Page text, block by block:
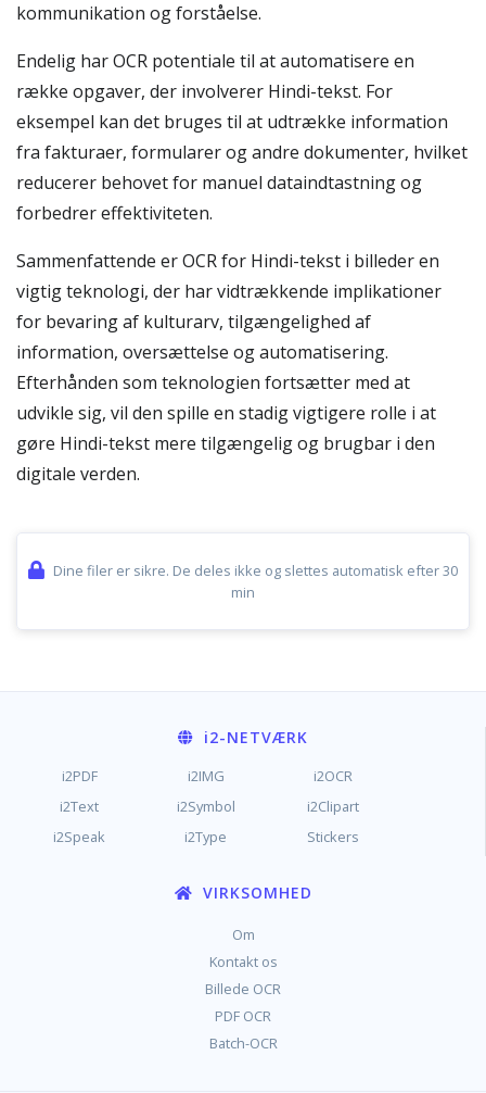
kommunikation og forståelse.
Endelig har OCR potentiale til at automatisere en
række opgaver, der involverer Hindi-tekst. For
eksempel kan det bruges til at udtrække information
fra fakturaer, formularer og andre dokumenter, hvilket
reducerer behovet for manuel dataindtastning og
forbedrer effektiviteten.
Sammenfattende er OCR for Hindi-tekst i billeder en
vigtig teknologi, der har vidtrækkende implikationer
for bevaring af kulturarv, tilgængelighed af
information, oversættelse og automatisering.
Efterhånden som teknologien fortsætter med at
udvikle sig, vil den spille en stadig vigtigere rolle i at
gøre Hindi-tekst mere tilgængelig og brugbar i den
digitale verden.
Dine filer er sikre. De deles ikke og slettes automatisk efter 30
min
i2-NETVÆRK
i2PDF i2IMG
i2OCR
i2Text
i2Symbol
i2Clipart
i2Speak
i2Type Stickers
VIRKSOMHED
Om
Kontakt os
Billede OCR
PDF OCR
Batch-OCR